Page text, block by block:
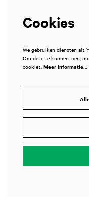
Cookies
We gebruiken diensten als
Om deze te kunnen zien,
cookies. Meer informatie…